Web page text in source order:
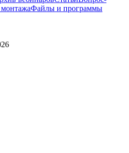
Файлы и программы